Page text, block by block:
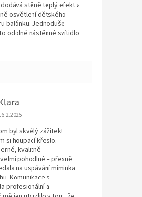
stěně teplý efekt a
osvětlení dětského
balónku. Jednoduše
odolné nástěnné svítidlo
obchodu je 5 z 5 hvězdiček.
byl skvělý zážitek!
si houpací křeslo.
kvalitně
pohodlné – přesně
na uspávání miminka
Komunikace s
profesionální a